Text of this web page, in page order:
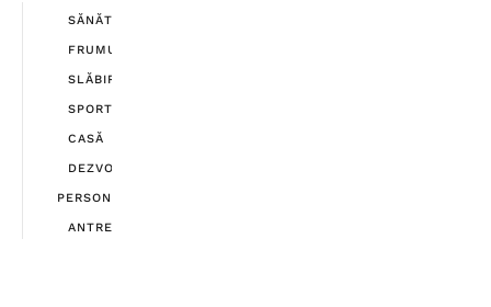
SĂNĂTATE
FRUMUSEȚE
SLĂBIRE
SPORT
CASĂ
DEZVOLTARE
PERSONALĂ
ANTREPRENORIAT